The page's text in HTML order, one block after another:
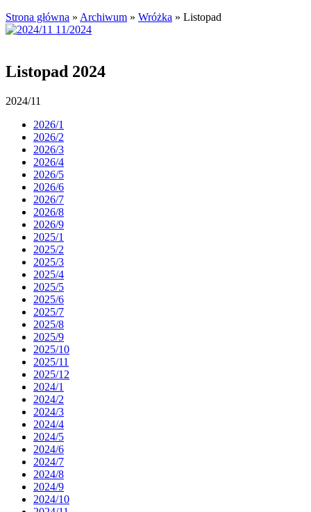
Strona główna » Archiwum » Wróżka » Listopad
Listopad 2024
2024/11
2026/1
2026/2
2026/3
2026/4
2026/5
2026/6
2026/7
2026/8
2026/9
2025/1
2025/2
2025/3
2025/4
2025/5
2025/6
2025/7
2025/8
2025/9
2025/10
2025/11
2025/12
2024/1
2024/2
2024/3
2024/4
2024/5
2024/6
2024/7
2024/8
2024/9
2024/10